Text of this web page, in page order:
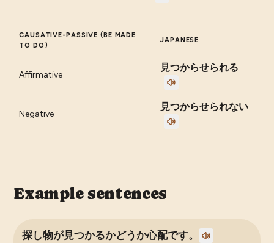
CAUSATIVE-PASSIVE (BE MADE
TO DO)
JAPANESE
Affirmative
見つからせられる
Negative
見つからせられない
Example sentences
探し物が見つかるかどうか心配です。